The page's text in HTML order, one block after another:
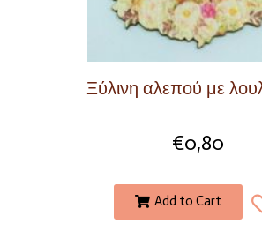
Ξύλινη αλεπού με
€0,80
Add to Cart